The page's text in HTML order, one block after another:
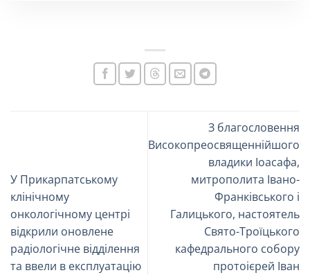
У Прикарпатському
клінічному
онкологічному центрі
відкрили оновлене
радіологічне відділення
та ввели в експлуатацію
З благословення
Високопреосвященнійшого
владики Іоасафа,
митрополита Івано-
Франківського і
Галицького, настоятель
Свято-Троїцького
кафедрального собору
протоієрей Іван